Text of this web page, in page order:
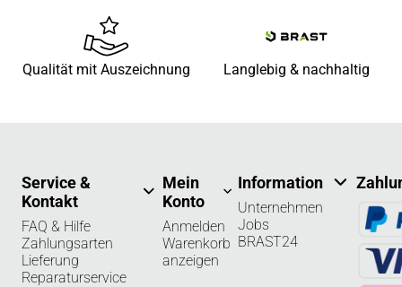
Qualität mit Auszeichnung Langlebig & nachhaltig
Service &
Kontakt
FAQ & Hilfe
Zahlungsarten
Lieferung
Reparaturservice
Mein
Konto
Anmelden
Warenkorb
anzeigen
Information
Unternehmen
Jobs
BRAST24